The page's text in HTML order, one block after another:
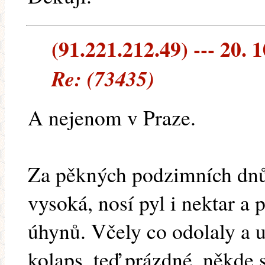
(91.221.212.49) --- 20.
Re: (73435)
A nejenom v Praze.
Za pěkných podzimních
vysoká, nosí pyl i nektar a
úhynů. Včely co odolaly a
kolaps, teď prázdné,